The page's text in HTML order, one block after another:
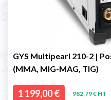
GYS Multipearl 210-2 |
(MMA, MIG-MAG, TIG)
1 199,00 € 982,79 € HT